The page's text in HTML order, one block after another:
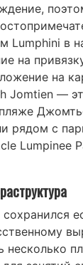
Lumphini в
на
на
Jomtien —
рядом с
Lumpinee
несколько